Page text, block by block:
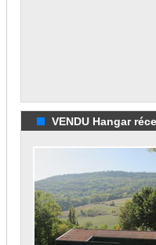
VENDU Hangar